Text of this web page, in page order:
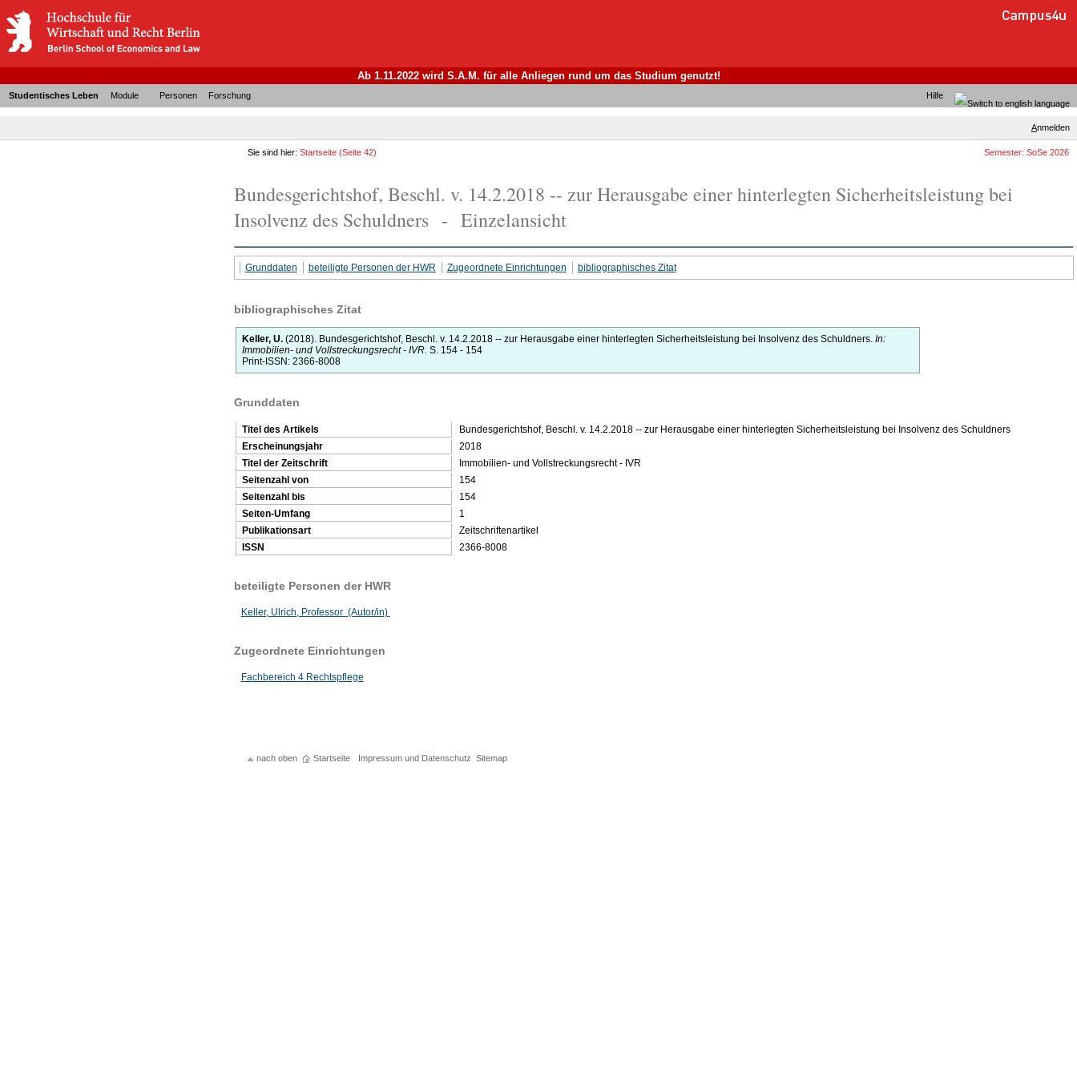
Ab 1.11.2022 wird S.A.M. für alle Anliegen rund um das Studium genutzt!
Studentisches Leben Module Personen Forschung Hilfe
Anmelden
Sie sind hier:Startseite (Seite 42) Semester: SoSe 2026
Bundesgerichtshof, Beschl. v. 14.2.2018 -- zur Herausgabe einer hinterlegten Sicherheitsleistung bei
Insolvenz des Schuldners - Einzelansicht
Grunddaten beteiligte Personen der HWR Zugeordnete Einrichtungen bibliographisches Zitat
bibliographisches Zitat
Keller, U. (2018). Bundesgerichtshof, Beschl. v. 14.2.2018 -- zur Herausgabe einer hinterlegten Sicherheitsleistung bei Insolvenz des Schuldners. In:
Immobilien- und Vollstreckungsrecht - IVR. S. 154 - 154
Print-ISSN: 2366-8008
Grunddaten
Titel des Artikels
Bundesgerichtshof, Beschl. v. 14.2.2018 -- zur Herausgabe einer hinterlegten Sicherheitsleistung bei Insolvenz des Schuldners
Erscheinungsjahr
2018
Titel der Zeitschrift
Immobilien- und Vollstreckungsrecht - IVR
Seitenzahl von
154
Seitenzahl bis
154
Seiten-Umfang
1
Publikationsart
Zeitschriftenartikel
ISSN
2366-8008
beteiligte Personen der HWR
Keller, Ulrich, Professor (Autor/in)
Zugeordnete Einrichtungen
Fachbereich 4 Rechtspflege
nach oben Startseite Impressum und Datenschutz Sitemap